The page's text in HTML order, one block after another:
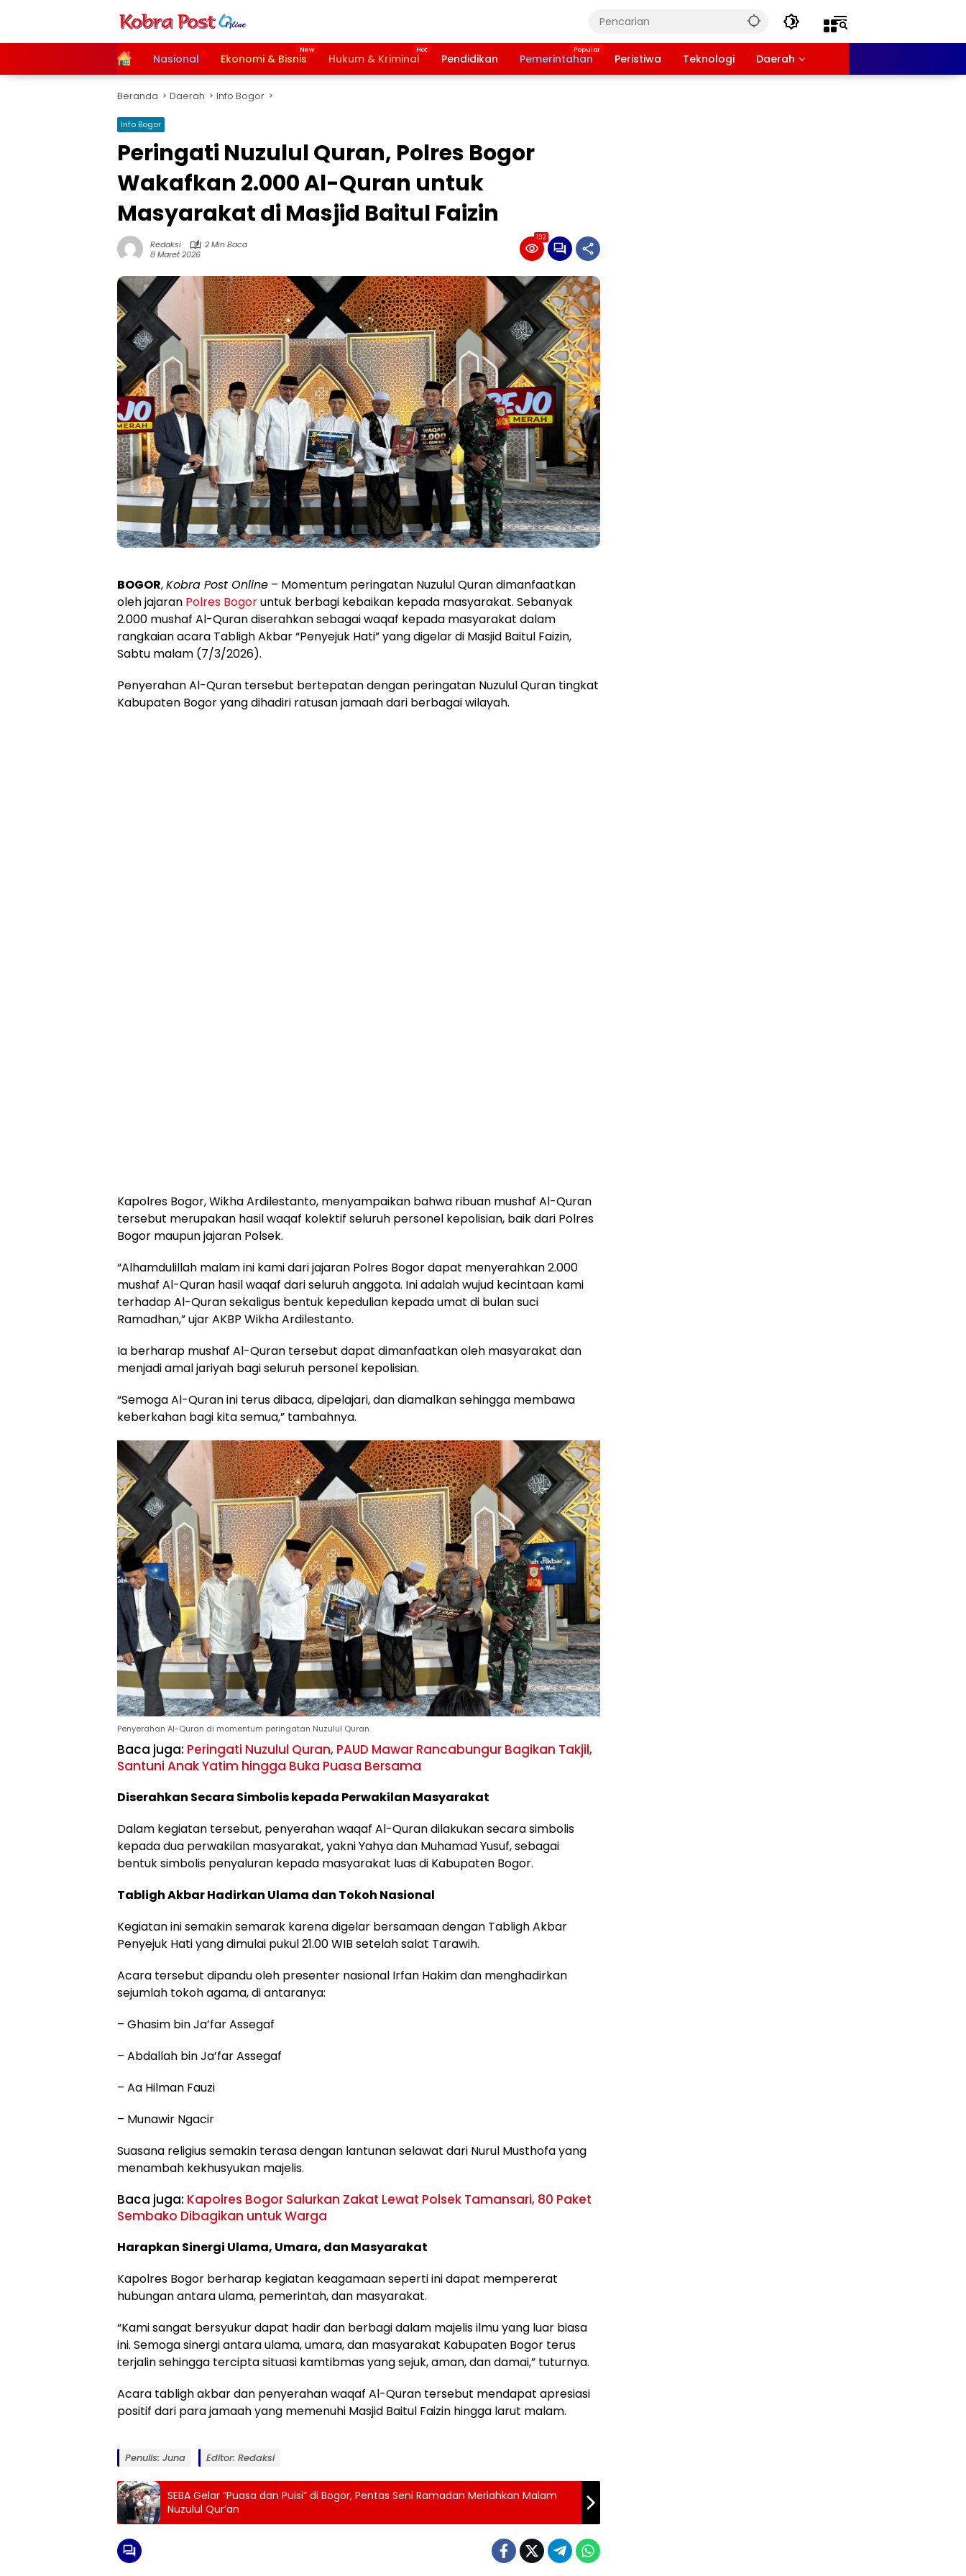
HomeNasional Ekonomi & Bisnis Hukum & Kriminal Pendidikan Pemerintahan Peristiwa Teknologi Daerah
Beranda Daerah Info Bogor
Info Bogor
Peringati Nuzulul Quran, Polres Bogor
Wakafkan 2.000 Al-Quran untuk
Masyarakat di Masjid Baitul Faizin
Redaksi
2 Min Baca
8 Maret 2026
132
BOGOR,Kobra Post Online – Momentum peringatan Nuzulul Quran dimanfaatkan
oleh jajaran Polres Bogoruntuk berbagi kebaikan kepada masyarakat. Sebanyak
2.000 mushaf Al-Quran diserahkan sebagai waqaf kepada masyarakat dalam
rangkaian acara Tabligh Akbar “Penyejuk Hati” yang digelar di Masjid Baitul Faizin,
Sabtu malam (7/3/2026).
Penyerahan Al-Quran tersebut bertepatan dengan peringatan Nuzulul Quran tingkat
Kabupaten Bogor yang dihadiri ratusan jamaah dari berbagai wilayah.
Kapolres Bogor, Wikha Ardilestanto, menyampaikan bahwa ribuan mushaf Al-Quran
tersebut merupakan hasil waqaf kolektif seluruh personel kepolisian, baik dari Polres
Bogor maupun jajaran Polsek.
“Alhamdulillah malam ini kami dari jajaran Polres Bogor dapat menyerahkan 2.000
mushaf Al-Quran hasil waqaf dari seluruh anggota. Ini adalah wujud kecintaan kami
terhadap Al-Quran sekaligus bentuk kepedulian kepada umat di bulan suci
Ramadhan,” ujar AKBP Wikha Ardilestanto.
Ia berharap mushaf Al-Quran tersebut dapat dimanfaatkan oleh masyarakat dan
menjadi amal jariyah bagi seluruh personel kepolisian.
“Semoga Al-Quran ini terus dibaca, dipelajari, dan diamalkan sehingga membawa
keberkahan bagi kita semua,” tambahnya.
Penyerahan Al-Quran di momentum peringatan Nuzulul Quran.
Baca juga: Peringati Nuzulul Quran, PAUD Mawar Rancabungur Bagikan Takjil,
Santuni Anak Yatim hingga Buka Puasa Bersama
Diserahkan Secara Simbolis kepada Perwakilan Masyarakat
Dalam kegiatan tersebut, penyerahan waqaf Al-Quran dilakukan secara simbolis
kepada dua perwakilan masyarakat, yakni Yahya dan Muhamad Yusuf, sebagai
bentuk simbolis penyaluran kepada masyarakat luas di Kabupaten Bogor.
Tabligh Akbar Hadirkan Ulama dan Tokoh Nasional
Kegiatan ini semakin semarak karena digelar bersamaan dengan Tabligh Akbar
Penyejuk Hati yang dimulai pukul 21.00 WIB setelah salat Tarawih.
Acara tersebut dipandu oleh presenter nasional Irfan Hakim dan menghadirkan
sejumlah tokoh agama, di antaranya:
– Ghasim bin Ja’far Assegaf
– Abdallah bin Ja’far Assegaf
– Aa Hilman Fauzi
– Munawir Ngacir
Suasana religius semakin terasa dengan lantunan selawat dari Nurul Musthofa yang
menambah kekhusyukan majelis.
Baca juga: Kapolres Bogor Salurkan Zakat Lewat Polsek Tamansari, 80 Paket
Sembako Dibagikan untuk Warga
Harapkan Sinergi Ulama, Umara, dan Masyarakat
Kapolres Bogor berharap kegiatan keagamaan seperti ini dapat mempererat
hubungan antara ulama, pemerintah, dan masyarakat.
“Kami sangat bersyukur dapat hadir dan berbagi dalam majelis ilmu yang luar biasa
ini. Semoga sinergi antara ulama, umara, dan masyarakat Kabupaten Bogor terus
terjalin sehingga tercipta situasi kamtibmas yang sejuk, aman, dan damai,” tuturnya.
Acara tabligh akbar dan penyerahan waqaf Al-Quran tersebut mendapat apresiasi
positif dari para jamaah yang memenuhi Masjid Baitul Faizin hingga larut malam.
Penulis: Juna Editor: Redaksi
SEBA Gelar “Puasa dan Puisi” di Bogor, Pentas Seni Ramadan Meriahkan Malam
Nuzulul Qur’an